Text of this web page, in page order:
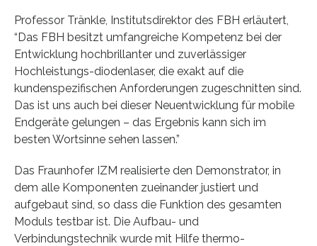
Professor Tränkle, Institutsdirektor des FBH erläutert,
“Das FBH besitzt umfangreiche Kompetenz bei der
Entwicklung hochbrillanter und zuverlässiger
Hochleistungs-diodenlaser, die exakt auf die
kundenspezifischen Anforderungen zugeschnitten sind.
Das ist uns auch bei dieser Neuentwicklung für mobile
Endgeräte gelungen – das Ergebnis kann sich im
besten Wortsinne sehen lassen.”
Das Fraunhofer IZM realisierte den Demonstrator, in
dem alle Komponenten zueinander justiert und
aufgebaut sind, so dass die Funktion des gesamten
Moduls testbar ist. Die Aufbau- und
Verbindungstechnik wurde mit Hilfe thermo-